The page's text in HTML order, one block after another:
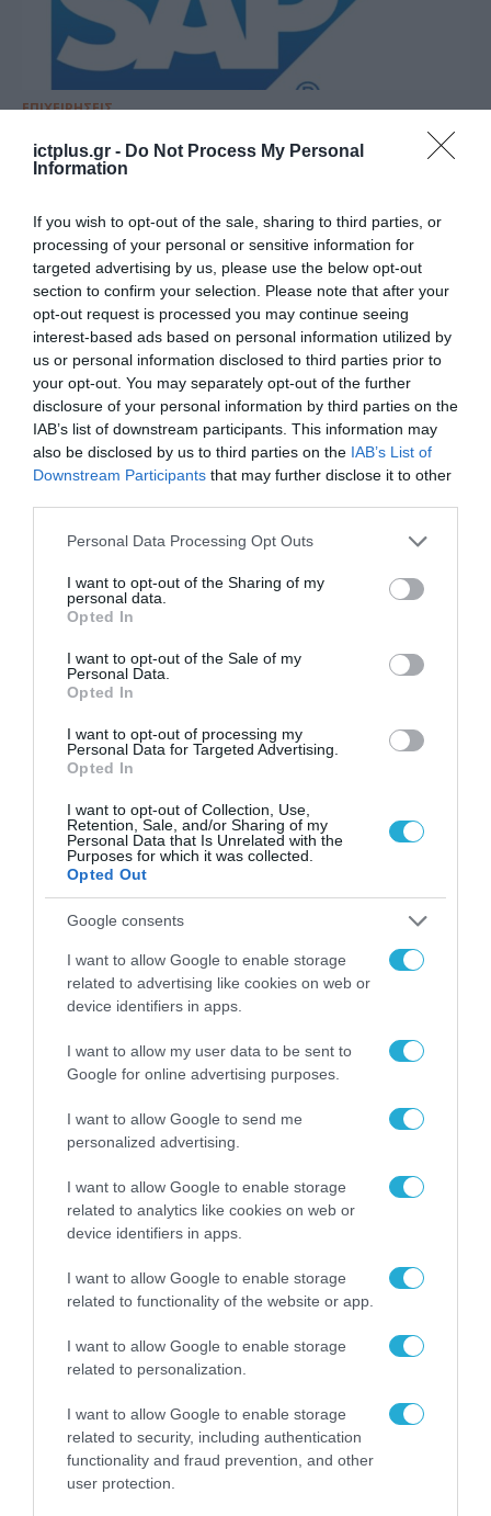
ictplus.gr - Do Not Process My Personal
Information
If you wish to opt-out of the sale, sharing to third parties, or
processing of your personal or sensitive information for
targeted advertising by us, please use the below opt-out
section to confirm your selection. Please note that after your
opt-out request is processed you may continue seeing
interest-based ads based on personal information utilized by
us or personal information disclosed to third parties prior to
your opt-out. You may separately opt-out of the further
disclosure of your personal information by third parties on the
IAB’s list of downstream participants. This information may
also be disclosed by us to third parties on the IAB’s List of
Downstream Participants that may further disclose it to other
Please note that this website/app uses one or more Google
not limited to your visit or usage behaviour. You may click to
grant or deny consent to Google and its third-party tags to
use your data for below specified purposes in below Google
consent section.
Personal Data Processing Opt Outs
I want to opt-out of the Sharing of my
personal data.
Opted In
I want to opt-out of the Sale of my
Personal Data.
Opted In
I want to opt-out of processing my
Personal Data for Targeted Advertising.
Opted In
I want to opt-out of Collection, Use,
Retention, Sale, and/or Sharing of my
Personal Data that Is Unrelated with the
Purposes for which it was collected.
Opted Out
Google consents
I want to allow Google to enable storage
related to advertising like cookies on web or
device identifiers in apps.
I want to allow my user data to be sent to
Google for online advertising purposes.
I want to allow Google to send me
personalized advertising.
I want to allow Google to enable storage
related to analytics like cookies on web or
device identifiers in apps.
I want to allow Google to enable storage
related to functionality of the website or app.
I want to allow Google to enable storage
related to personalization.
I want to allow Google to enable storage
related to security, including authentication
functionality and fraud prevention, and other
user protection.
ΕΠΙΧΕΙΡΗΣΕΙΣ
Η SAP κατέκτησε ηγετική θέση
σε τρεις έρευνες IDC
του ERP
27.10.2020
ΕΠΙΧΕΙΡΗΣΕΙΣ
Η Comsys έλαβε το Customer
Experience Innovation Award
12.10.2020
ΕΠΙΧΕΙΡΗΣΕΙΣ
Αλλάζει η διαδικασία υποβολής
υποψηφιοτήτων για τα Εθνικά
Βραβεία Εξυπηρέτησης Πελατών
2020
05.10.2020
ΕΠΙΧΕΙΡΗΣΕΙΣ
Η DIS βραβεύτηκε ως ο
καλύτερος συνεργάτης της